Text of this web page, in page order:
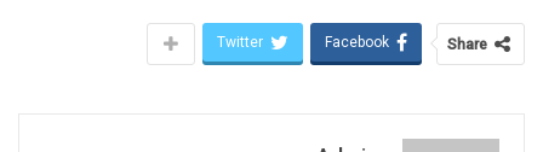
Share
Facebook
Twitter